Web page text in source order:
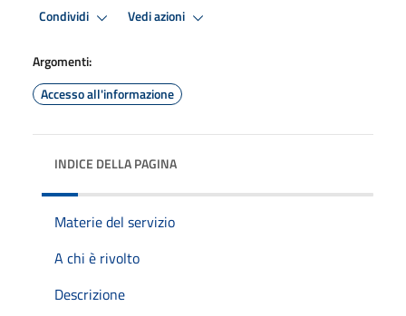
Condividi Vedi azioni
Argomenti:
Accesso all'informazione
INDICE DELLA PAGINA
Materie del servizio
A chi è rivolto
Descrizione